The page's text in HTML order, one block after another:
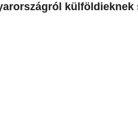
külföldieknek